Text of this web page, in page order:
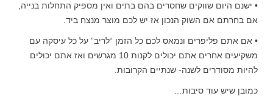
• ישנם היום שווקים שחסרים בהם בתים ואין מספיק התחלות בנייה,
אם בחרתם אם השוק הנכון אז יש לכם מוצר מנצח ביד.
• אם אתם פליפרים ונמאס לכם כל הזמן “לריב” על כל עיסקה עם
משקיעים אחרים אתם יכולים לקנות 10 מגרשים ואז אתם יכולים
להיות מסודרים לשנה- שנתיים הקרובות.
כמובן שיש עוד סיבות…